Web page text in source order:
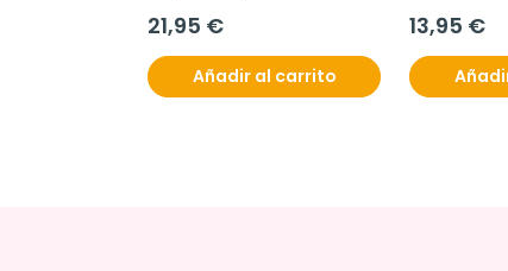
21,95 €
Añadir al carrito
13,95 €